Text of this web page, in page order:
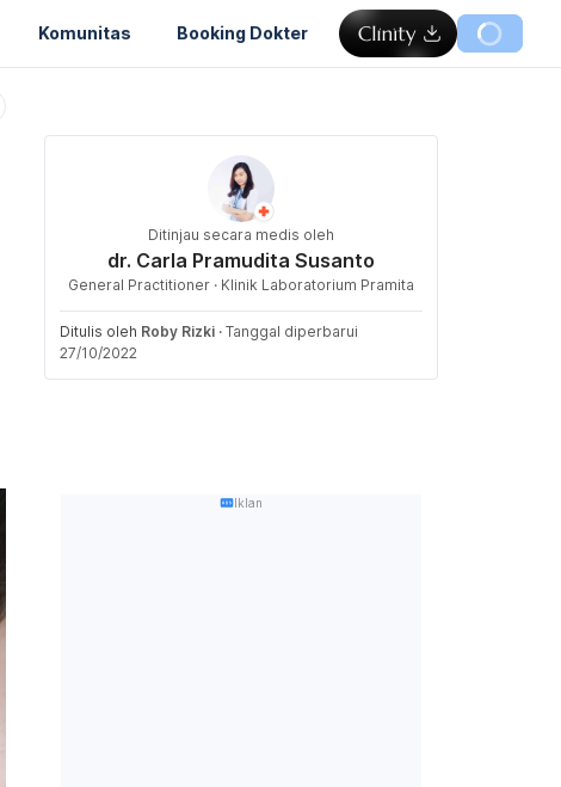
Komunitas Booking Dokter
Ditinjau secara medis oleh
dr. Carla Pramudita Susanto
General Practitioner · Klinik Laboratorium Pramita
Ditulis oleh Roby Rizki · Tanggal diperbarui
27/10/2022
Iklan